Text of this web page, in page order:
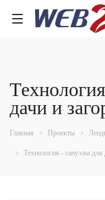
дачи и
Главная Проекты
Технология - санузлы